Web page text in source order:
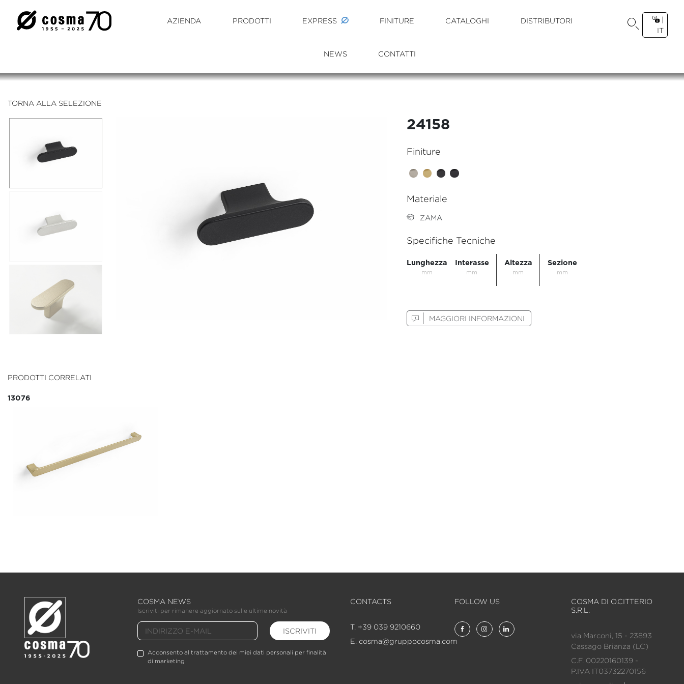
AZIENDA PRODOTTI EXPRESS FINITURE CATALOGHI DISTRIBUTORI
NEWS CONTATTI
|
IT
TORNA ALLA SELEZIONE
24158
Finiture
Materiale
ZAMA
Specifiche Tecniche
Lunghezza
mm
Interasse
mm
Altezza
mm
Sezione
mm
MAGGIORI INFORMAZIONI
PRODOTTI CORRELATI
13076
COSMA NEWS
Iscriviti per rimanere aggiornato sulle ultime novità
ISCRIVITI
Acconsento al trattamento dei miei dati personali per finalità
di marketing
CONTACTS
T. +39 039 9210660
E. cosma@gruppocosma.com
FOLLOW US
COSMA DI O.CITTERIO
S.R.L.
via Marconi, 15 - 23893
Cassago Brianza (LC)
C.F. 00220160139 -
P.IVA IT03732270156